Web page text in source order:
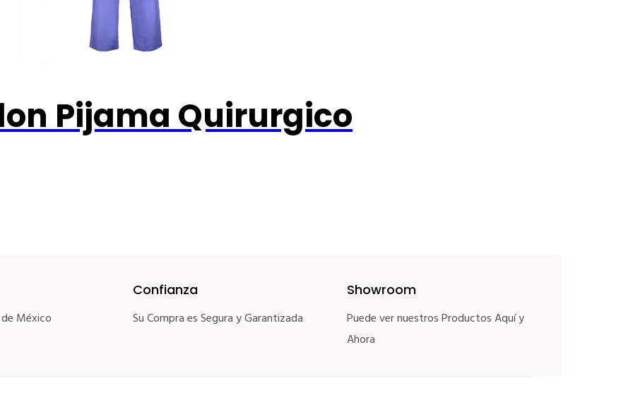
Pijama Quirurgico
México
Confianza
Su Compra es Segura y Garantizada
Showroom
Puede ver nuestros Productos Aquí y
Ahora